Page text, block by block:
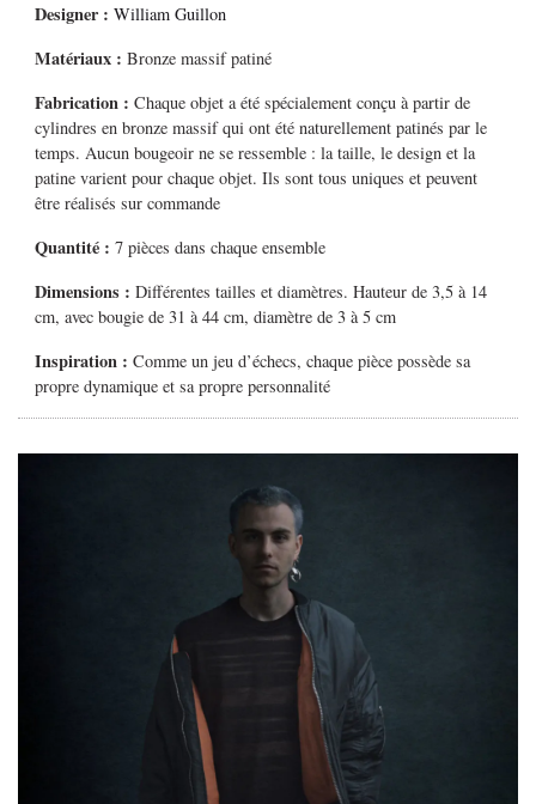
Designer :William Guillon
Matériaux : Bronze massif patiné
Fabrication : Chaque objet a été spécialement conçu à partir de
cylindres en bronze massif qui ont été naturellement patinés par le
temps. Aucun bougeoir ne se ressemble : la taille, le design et la
patine varient pour chaque objet. Ils sont tous uniques et peuvent
être réalisés sur commande
Quantité : 7 pièces dans chaque ensemble
Dimensions : Différentes tailles et diamètres. Hauteur de 3,5 à 14
cm, avec bougie de 31 à 44 cm, diamètre de 3 à 5 cm
Inspiration :Comme un jeu d’échecs, chaque pièce possède sa
propre dynamique et sa propre personnalité